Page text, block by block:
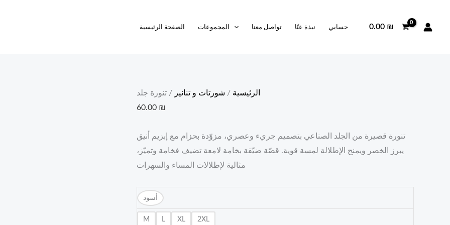
الصفحة الرئيسية المجموعات تواصل معنا نبذة عنّا حسابي 0.00 ₪
الرئيسية / شورتات و تنانير / تنورة جلد
60.00 ₪
تنورة قصيرة من الجلد الصناعي بتصميم جريء وعصري، مزوّدة بحزام مع إبزيم أنيق
يبرز الخصر ويمنح الإطلالة لمسة قوية. قصّة ضيّقة بخامة لامعة تضيف فخامة وتميّز،
مثالية لإطلالات المساء والسهرات
أسود
M L XL 2XL